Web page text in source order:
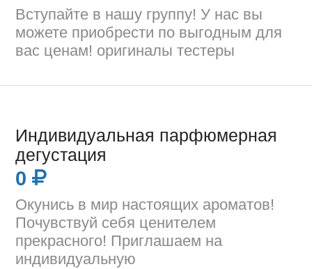
Вступайте в нашу группу! У нас вы
можете приобрести по выгодным для
вас ценам! оригиналы тестеры
Индивидуальная парфюмерная
дегустация
0
Окунись в мир настоящих ароматов!
Почувствуй себя ценителем
прекрасного! Приглашаем на
индивидуальную